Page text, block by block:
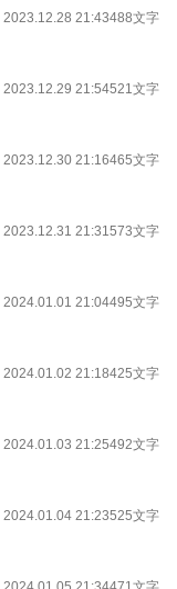
2023.12.28 21:43488文字
2023.12.29 21:54521文字
2023.12.30 21:16465文字
2023.12.31 21:31573文字
2024.01.01 21:04495文字
2024.01.02 21:18425文字
2024.01.03 21:25492文字
2024.01.04 21:23525文字